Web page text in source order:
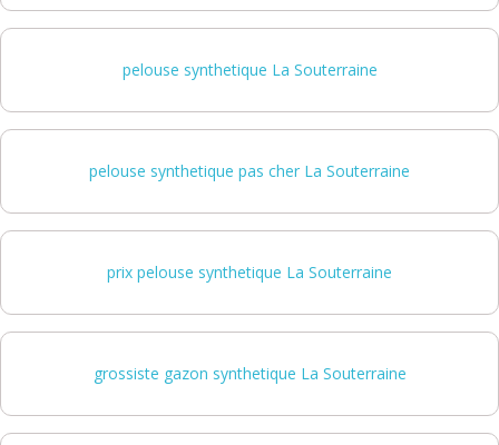
pelouse synthetique La Souterraine
pelouse synthetique pas cher La Souterraine
prix pelouse synthetique La Souterraine
grossiste gazon synthetique La Souterraine